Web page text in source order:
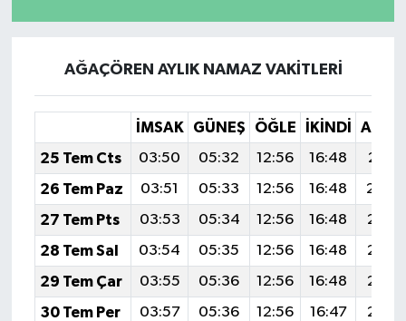
AĞAÇÖREN AYLIK NAMAZ VAKITLERI
İMSAK GÜNEŞ ÖĞLE İKINDI
25 Tem Cts
03:50 05:32 12:56 16:48
26 Tem Paz
03:51 05:33 12:56 16:48
27 Tem Pts
03:53 05:34 12:56 16:48
28 Tem Sal
03:54 05:35 12:56 16:48
29 Tem Çar
03:55 05:36 12:56 16:48
30 Tem Per
03:57 05:36 12:56 16:47